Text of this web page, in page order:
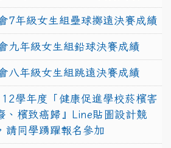
7年級女生組壘球擲遠決賽成績
九年級女生組鉛球決賽成績
八年級女生組跳遠決賽成績
學年度「健康促進學校菸檳害
、檳致癌歸』Line貼圖設計競
請同學踴躍報名參加